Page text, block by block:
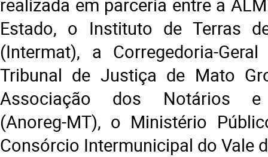
Estado, o Instituto de Terras
(Intermat), a Corregedoria-
Tribunal de Justiça de Mato
Associação dos Notários e
(Anoreg-MT), o Ministério
Consórcio Intermunicipal do Vale